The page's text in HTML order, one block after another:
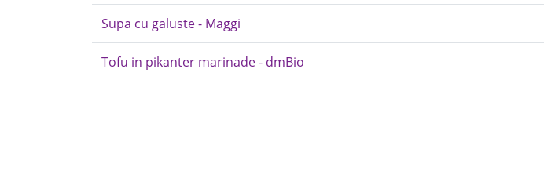
Supa cu galuste - Maggi
Tofu in pikanter marinade - dmBio